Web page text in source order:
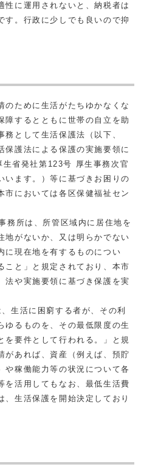
性に運用されないと、納税者は
す。行政に少しでも良いので抑
ために生活がたちゆかなくな
障するとともに世帯の自立を助
として生活保護法（以下、
保護法による保護の実施要領に
省発社第123号 厚生事務次官
ます。）等に基づきお困りの
市においては各区保健福祉セン
所は、所管区域内に居住地を
地がないか、又は明らかでない
に現在地を有するものについ
こと」と規定されており、本市
法や実施要領に基づき保護を実
生活に困窮する者が、その利
ゆるものを、その最低限度の生
を要件として行われる。」と規
があれば、資産（例えば、預貯
や稼働能力等の状況について各
を活用してもなお、最低生活費
生活保護を開始決定しており